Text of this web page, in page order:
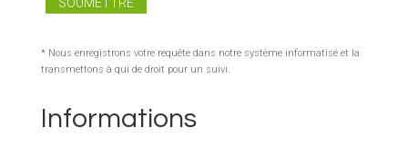
* Nous enregistrons votre requête dans notre système informatisé et la
transmettons à qui de droit pour un suivi.
Informations